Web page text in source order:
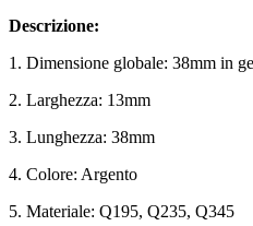
Descrizione:
1. Dimensione globale: 38mm in
2. Larghezza: 13mm
3. Lunghezza: 38mm
4. Colore: Argento
5. Materiale: Q195, Q235, Q345